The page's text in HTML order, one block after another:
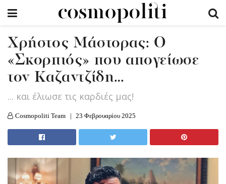
Χρήστος Μάστορας: O
«Σκορπιός» που απογείωσε
τον Καζαντζίδη…
... και έλιωσε τις καρδιές μας!
Cosmopoliti Team 23 Φεβρουαρίου 2025